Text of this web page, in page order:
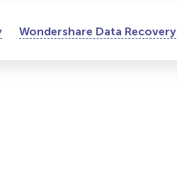
Wondershare Data Recovery